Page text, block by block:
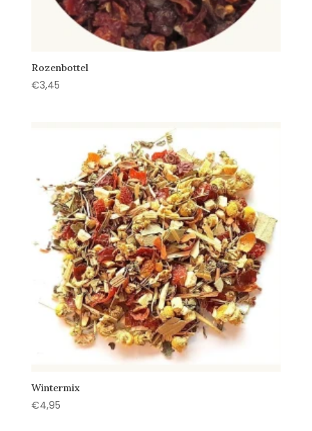
Rozenbottel
€3,45
Wintermix
€4,95